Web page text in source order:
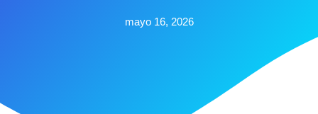
mayo 16, 2026